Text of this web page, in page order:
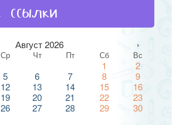
ссылки
Август 2026 ›
Ср Чт Пт Сб Вс
1
2
5 6 7 8
9
12 13 14 15
16
19 20 21 22
23
26 27 28 29
30